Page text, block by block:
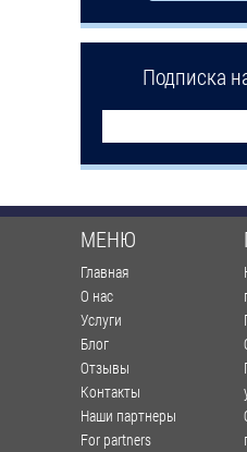
Подписка
МЕНЮ
Главная
О нас
Услуги
Блог
Отзывы
Контакты
Наши партнеры
For partners